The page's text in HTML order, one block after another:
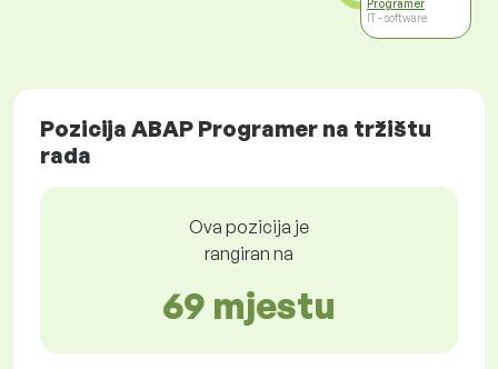
Programer
IT - software
Pozicija ABAP Programer na tržištu
rada
Ova pozicija je
rangiran na
69 mjestu